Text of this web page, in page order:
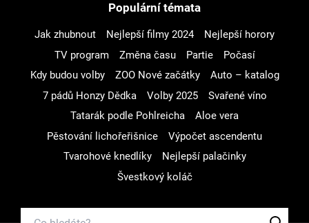
Populární témata
Jak zhubnout Nejlepší filmy 2024
Nejlepší horory
TV program
Změna času Partie
Počasí
Kdy budou volby
ZOO Nové začátky
Auto – katalog
7 pádů Honzy Dědka
Volby 2025
Svařené víno
Tatarák podle Pohlreicha
Aloe vera
Pěstování lichořeřišnice
Výpočet ascendentu
Tvarohové knedlíky
Nejlepší palačinky
Švestkový koláč